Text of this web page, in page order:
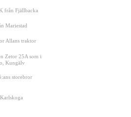
från Fjällbacka
Mariestad
Allans traktor
Zetor 25A som i
Kungälv
storebror